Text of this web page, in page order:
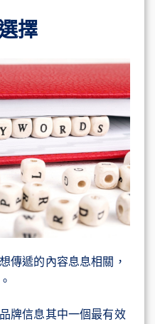
擇
傳遞的內容息息相關，
牌信息其中一個最有效